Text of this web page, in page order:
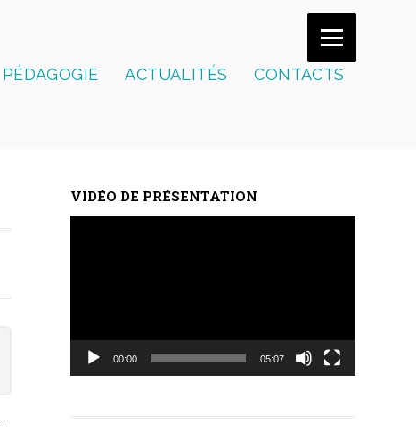
PÉDAGOGIE ACTUALITÉS CONTACTS
VIDÉO DE PRÉSENTATION
00:00 05:07